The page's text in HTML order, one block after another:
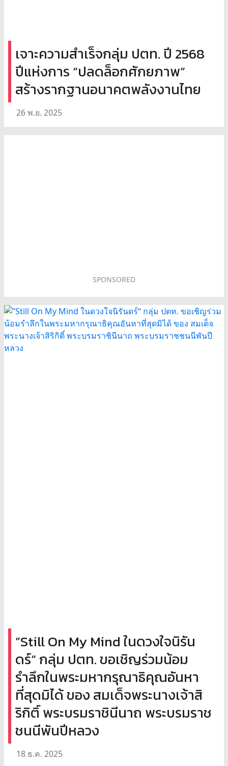
เจาะความสำเร็จกลุ่ม ปตท. ปี 2568
ปีแห่งการ “ปลดล็อกศักยภาพ”
สร้างรากฐานอนาคตพลังงานไทย
26 พ.ย. 2025
SPONSORED
”Still On My Mind ในดวงใจนิรัน
ดร์“ กลุ่ม ปตท. ขอเชิญร่วมน้อม
รำลึกในพระมหากรุณาธิคุณอันหา
ที่สุดมิได้ ของ สมเด็จพระนางเจ้าสิ
ริกิติ์ พระบรมราชินีนาถ พระบรมราช
ชนนีพันปีหลวง
18 ธ.ค. 2025